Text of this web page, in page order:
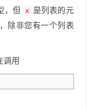
，但 x 是列表的元
，除非您有一个列表
调用